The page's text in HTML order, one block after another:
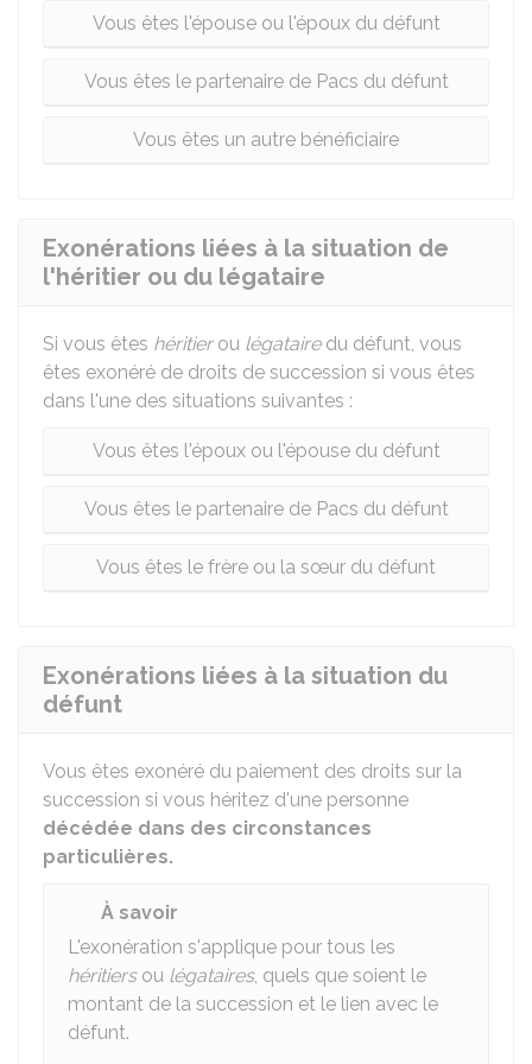
Vous êtes l'épouse ou l'époux du défunt
Vous êtes le partenaire de Pacs du défunt
Vous êtes un autre bénéficiaire
Exonérations liées à la situation de
l'héritier ou du légataire
Si vous êtes héritierou légatairedu défunt, vous
êtes exonéré de droits de succession si vous êtes
dans l'une des situations suivantes :
Vous êtes l'époux ou l'épouse du défunt
Vous êtes le partenaire de Pacs du défunt
Vous êtes le frère ou la sœur du défunt
Exonérations liées à la situation du
défunt
Vous êtes exonéré du paiement des droits sur la
succession si vous héritez d'une personne
décédée dans des circonstances
particulières.
À savoir
L'exonération s'applique pour tous les
héritiersou légataires, quels que soient le
montant de la succession et le lien avec le
défunt.